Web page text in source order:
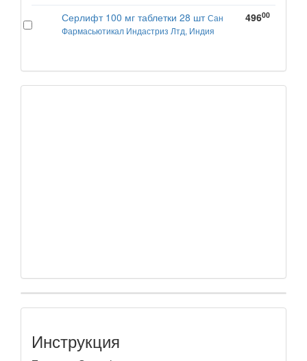
Серлифт 100 мг таблетки 28 штСан
Фармасьютикал Индастриз Лтд, Индия
49600
Инструкция